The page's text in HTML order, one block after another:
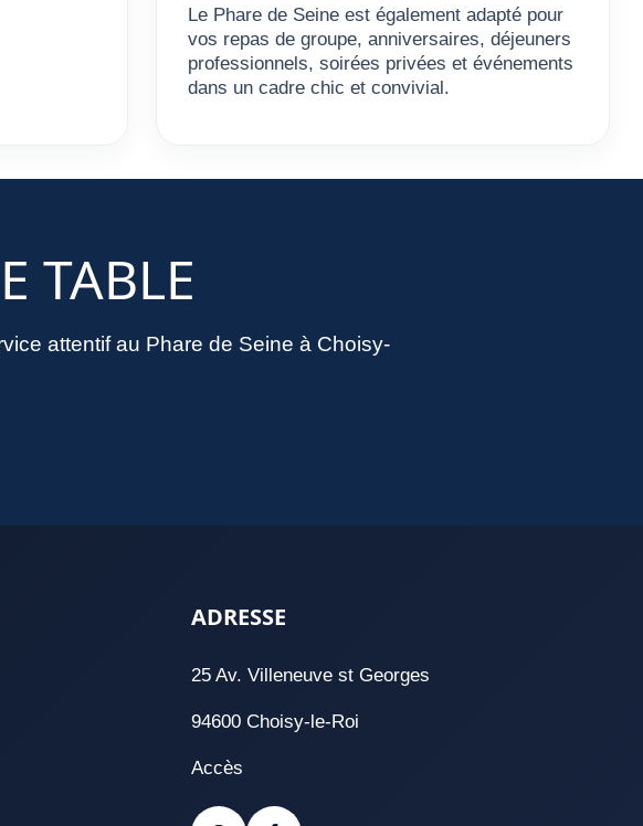
Le Phare de Seine est également adapté pour
vos repas de groupe, anniversaires, déjeuners
professionnels, soirées privées et événements
dans un cadre chic et convivial.
TABLE
attentif au Phare de Seine à Choisy-
ADRESSE
25 Av. Villeneuve st Georges
94600 Choisy-le-Roi
Accès